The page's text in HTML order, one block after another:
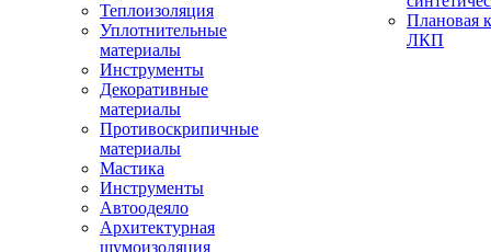
Теплоизоляция
Уплотнительные
материалы
Инструменты
Декоративные
материалы
Противоскрипичные
материалы
Мастика
Инструменты
Автоодеяло
Архитектурная
шумоизоляция
Плановая
ЛКП